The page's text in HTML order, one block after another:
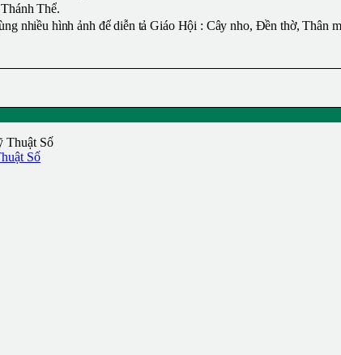
Thể.
nhiều hình ảnh để diễn tả Giáo Hội : Cây nho, Đền thờ, Thân
Số